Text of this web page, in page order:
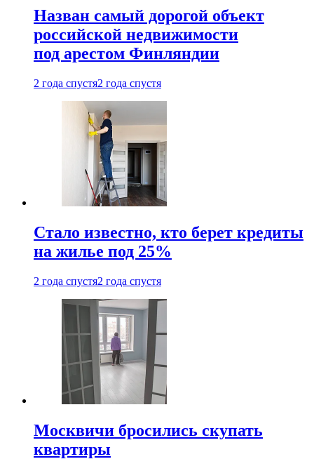
Назван самый дорогой объект
российской недвижимости
под арестом Финляндии
2 года спустя2 года спустя
Стало известно, кто берет кредиты
на жилье под 25%
2 года спустя2 года спустя
Москвичи бросились скупать
квартиры